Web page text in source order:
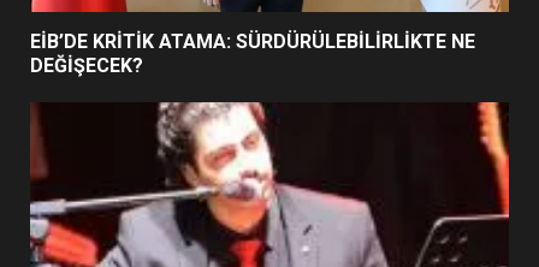
BURHANİYE BELEDİYESPOR’DA
YENİ YÖNETİM NASIL
EİB’DE KRİTİK ATAMA: SÜRDÜRÜLEBİLİRLİKTE NE
DEĞİŞECEK?